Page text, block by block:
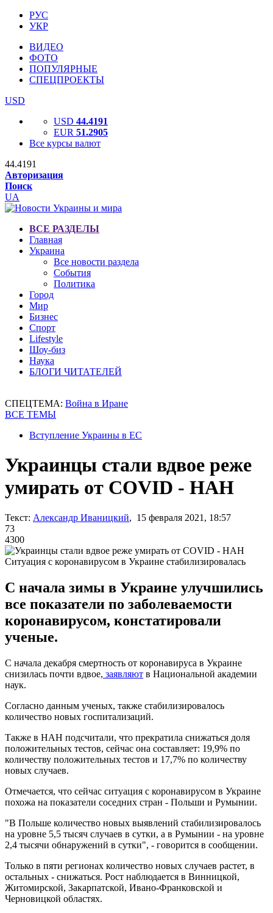
РУС
УКР
ВИДЕО
ФОТО
ПОПУЛЯРНЫЕ
СПЕЦПРОЕКТЫ
USD
USD 44.4191
EUR 51.2905
Все курсы валют
44.4191
Авторизация
Поиск
UA
ВСЕ РАЗДЕЛЫ
Главная
Украина
Все новости раздела
События
Политика
Город
Мир
Бизнес
Спорт
Lifestyle
Шоу-биз
Наука
БЛОГИ ЧИТАТЕЛЕЙ
СПЕЦТЕМА: Война в Иране
ВСЕ ТЕМЫ
Вступление Украины в ЕС
Украинцы стали вдвое реже
умирать от COVID - НАН
Текст: Александр Иваницкий, 15 февраля 2021, 18:57
73
4300
Ситуация с коронавирусом в Украине стабилизировалась
С начала зимы в Украине улучшились
все показатели по заболеваемости
коронавирусом, констатировали
ученые.
С начала декабря смертность от коронавируса в Украине
снизилась почти вдвое, заявляют в Национальной академии
наук.
Согласно данным ученых, также стабилизировалось
количество новых госпитализаций.
Также в НАН подсчитали, что прекратила снижаться доля
положительных тестов, сейчас она составляет: 19,9% по
количеству положительных тестов и 17,7% по количеству
новых случаев.
Отмечается, что сейчас ситуация с коронавирусом в Украине
похожа на показатели соседних стран - Польши и Румынии.
"В Польше количество новых выявлений стабилизировалось
на уровне 5,5 тысяч случаев в сутки, а в Румынии - на уровне
2,4 тысячи обнаружений в сутки", - говорится в сообщении.
Только в пяти регионах количество новых случаев растет, в
остальных - снижаться. Рост наблюдается в Винницкой,
Житомирской, Закарпатской, Ивано-Франковской и
Черновицкой областях.